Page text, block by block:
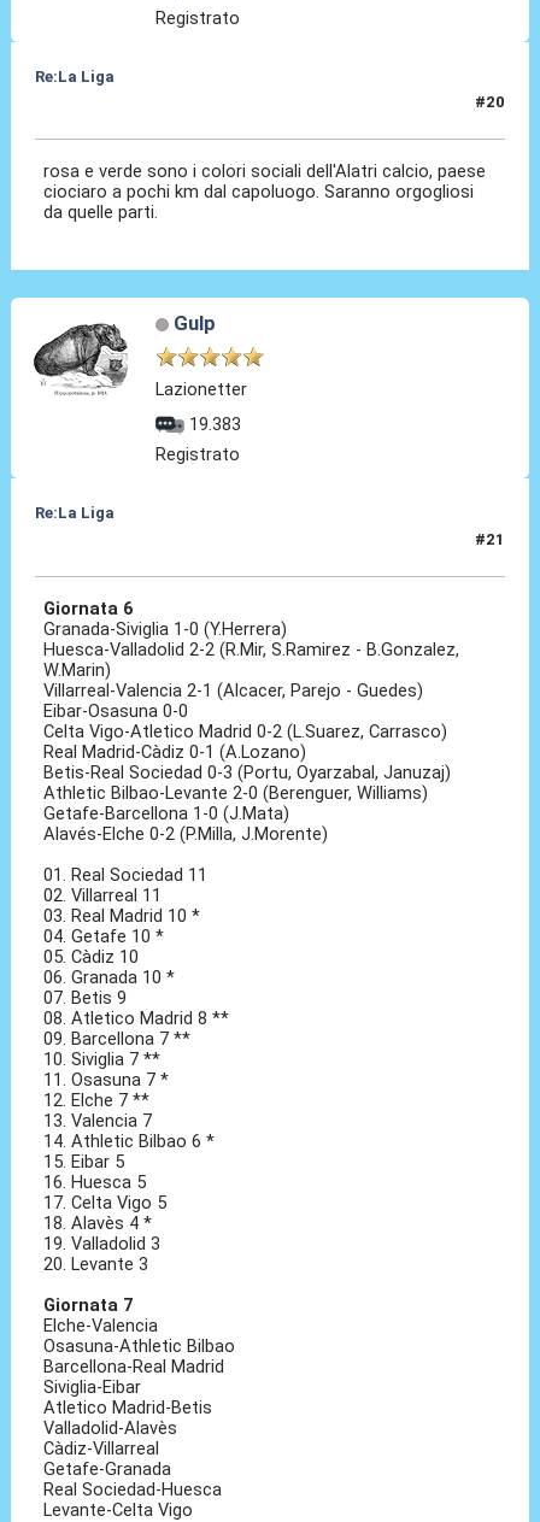
Registrato
Re:La Liga
#20
rosa e verde sono i colori sociali dell'Alatri calcio, paese
ciociaro a pochi km dal capoluogo. Saranno orgogliosi
da quelle parti.
Gulp
Lazionetter
19.383
Registrato
Re:La Liga
#21
Giornata 6
Granada-Siviglia 1-0 (Y.Herrera)
Huesca-Valladolid 2-2 (R.Mir, S.Ramirez - B.Gonzalez,
W.Marin)
Villarreal-Valencia 2-1 (Alcacer, Parejo - Guedes)
Eibar-Osasuna 0-0
Celta Vigo-Atletico Madrid 0-2 (L.Suarez, Carrasco)
Real Madrid-Càdiz 0-1 (A.Lozano)
Betis-Real Sociedad 0-3 (Portu, Oyarzabal, Januzaj)
Athletic Bilbao-Levante 2-0 (Berenguer, Williams)
Getafe-Barcellona 1-0 (J.Mata)
Alavés-Elche 0-2 (P.Milla, J.Morente)
01. Real Sociedad 11
02. Villarreal 11
03. Real Madrid 10 *
04. Getafe 10 *
05. Càdiz 10
06. Granada 10 *
07. Betis 9
08. Atletico Madrid 8 **
09. Barcellona 7 **
10. Siviglia 7 **
11. Osasuna 7 *
12. Elche 7 **
13. Valencia 7
14. Athletic Bilbao 6 *
15. Eibar 5
16. Huesca 5
17. Celta Vigo 5
18. Alavès 4 *
19. Valladolid 3
20. Levante 3
Giornata 7
Elche-Valencia
Osasuna-Athletic Bilbao
Barcellona-Real Madrid
Siviglia-Eibar
Atletico Madrid-Betis
Valladolid-Alavès
Càdiz-Villarreal
Getafe-Granada
Real Sociedad-Huesca
Levante-Celta Vigo